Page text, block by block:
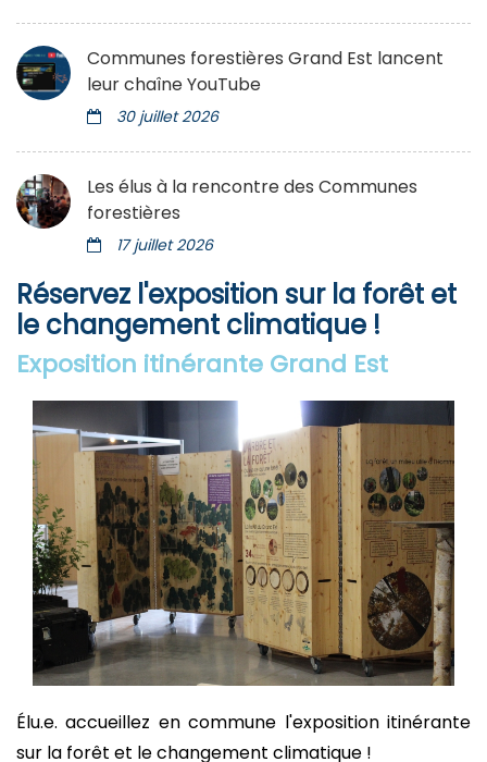
Communes forestières Grand Est lancent
leur chaîne YouTube
30 juillet 2026
Les élus à la rencontre des Communes
forestières
17 juillet 2026
Réservez l'exposition sur la forêt et
le changement climatique !
Exposition itinérante Grand Est
Élu.e. accueillez en commune l'exposition itinérante
sur la forêt et le changement climatique !